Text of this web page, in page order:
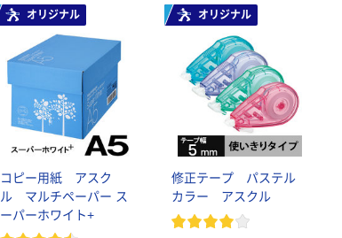
オリジナル
コピー用紙 アスク
ル マルチペーパー ス
ーパーホワイト+
オリジナル
修正テープ パステル
カラー アスクル